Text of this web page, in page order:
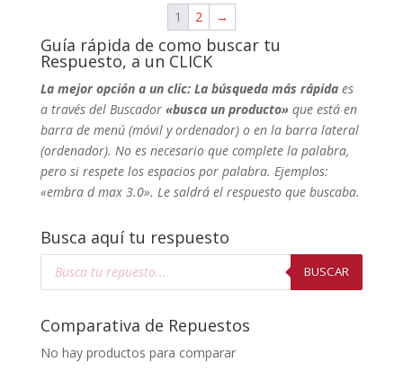
1 2 →
Guía rápida de como buscar tu
Respuesto, a un CLICK
La mejor opción a un clic: La búsqueda más rápida es
a través del Buscador«busca un producto»que está en
barra de menú (móvil y ordenador) o en la barra lateral
(ordenador). Noes necesario que complete la palabra,
pero si respete los espacios por palabra. Ejemplos:
«embra d max 3.0». Le saldrá el respuesto que buscaba.
Busca aquí tu respuesto
Búsqueda
BUSCAR
Comparativa de Repuestos
No hay productos para comparar